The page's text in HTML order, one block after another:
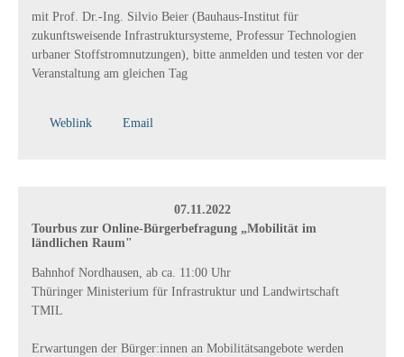
mit Prof. Dr.-Ing. Silvio Beier (Bauhaus-Institut für
zukunftsweisende Infrastruktursysteme, Professur Technologien
urbaner Stoffstromnutzungen), bitte anmelden und testen vor der
Veranstaltung am gleichen Tag
Weblink Email
07.11.2022
Tourbus zur Online-Bürgerbefragung „Mobilität im
ländlichen Raum"
Bahnhof Nordhausen, ab ca. 11:00 Uhr
Thüringer Ministerium für Infrastruktur und Landwirtschaft
TMIL
Erwartungen der Bürger:innen an Mobilitätsangebote werden